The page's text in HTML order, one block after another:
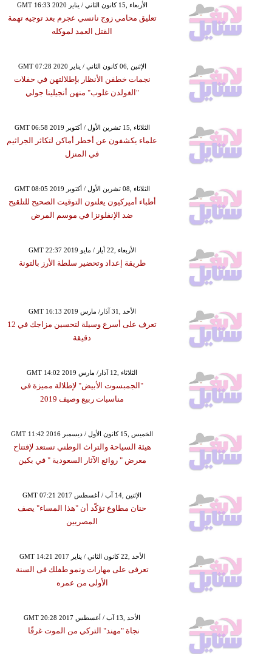
GMT 16:33 2020 الأربعاء ,15 كانون الثاني / يناير
تعليق محامي زوج نانسي عجرم بعد توجيه تهمة
القتل العمد لموكله
GMT 07:28 2020 الإثنين ,06 كانون الثاني / يناير
نجمات خطفن الأنظار بإطلالتهن في حفلات
"الغولدن غلوب" منهن أنجيلينا جولي
GMT 06:58 2019 الثلاثاء ,15 تشرين الأول / أكتوبر
علماء يكشفون عن أخطر أماكن لتكاثر الجراثيم
في المنزل
GMT 08:05 2019 الثلاثاء ,08 تشرين الأول / أكتوبر
أطباء أميركيون يعلنون التوقيت الصحيح للتلقيح
ضد الإنفلونزا في موسم المرض
GMT 22:37 2019 الأربعاء ,22 أيار / مايو
طريقة إعداد وتحضير سلطة الأرز بالتونة
GMT 16:13 2019 الأحد ,31 آذار/ مارس
تعرف على أسرع وسيلة لتحسين مزاجك في 12
دقيقة
GMT 14:02 2019 الثلاثاء ,12 آذار/ مارس
"الجمبسوت الأبيض" لإطلالة مميزة في
مناسبات ربيع وصيف 2019
GMT 11:42 2016 الخميس ,15 كانون الأول / ديسمبر
هيئة السياحة والتراث الوطني تستعد لإفتتاح
معرض " روائع الآثار السعودية " في بكين
GMT 07:21 2017 الإثنين ,14 آب / أغسطس
حنان مطاوع تؤكّد أن "هذا المساء" يصف
المصريين
GMT 14:21 2017 الأحد ,22 كانون الثاني / يناير
تعرفى على مهارات ونمو طفلك فى السنة
الأولى من عمره
GMT 20:28 2017 الأحد ,13 آب / أغسطس
نجاة "مهند" التركي من الموت غرقًا